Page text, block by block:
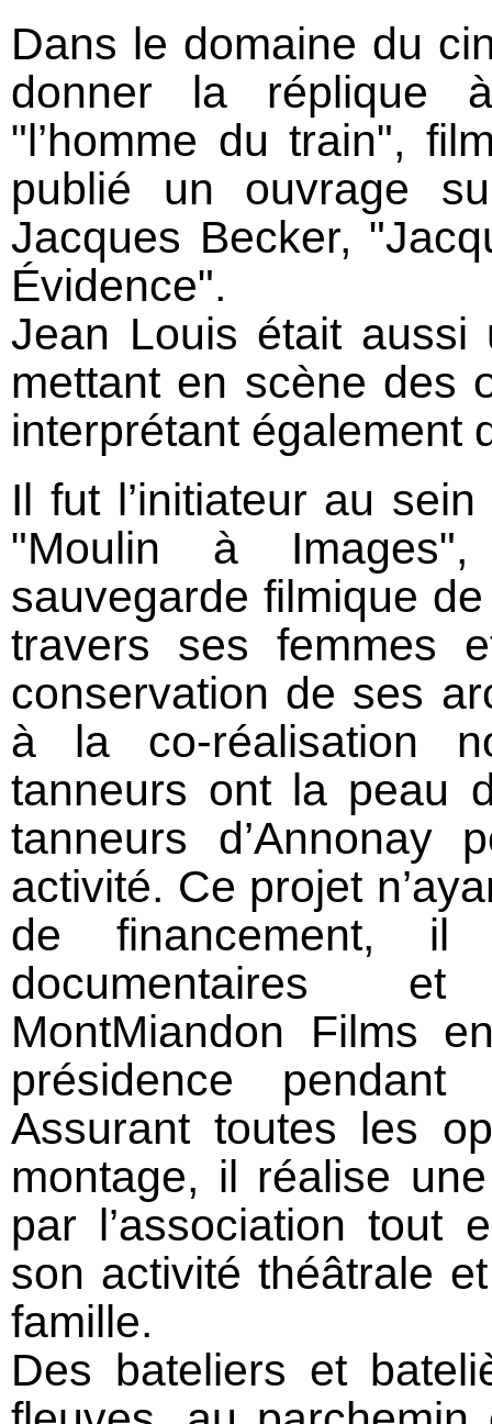
Dans le domaine du
donner la réplique
"l’homme du train",
publié un ouvrage
Jacques Becker,
Évidence".
Jean Louis était aussi
mettant en scène des
interprétant également
Il fut l’initiateur au
"Moulin à
sauvegarde filmique
travers ses femmes
conservation de ses
à la co-réalisation
tanneurs ont la peau
tanneurs d’Annonay
activité. Ce projet
de financement, il
documentaires
MontMiandon Films
présidence pendant
Assurant toutes les
montage, il réalise
par l’association tout
son activité théâtrale
famille.
Des bateliers et